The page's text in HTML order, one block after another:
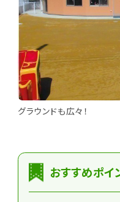
グラウンドも広々！
おすすめポイ